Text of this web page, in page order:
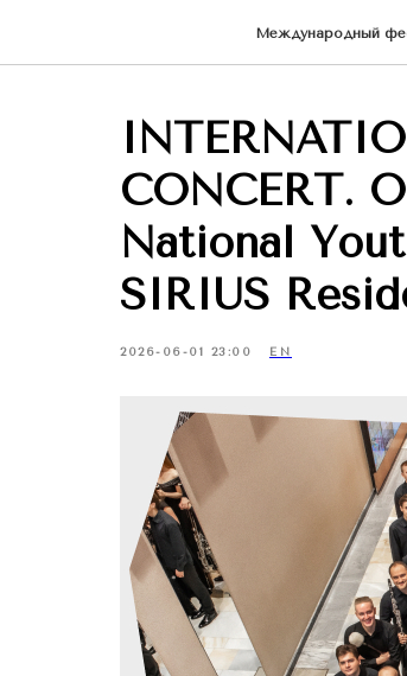
Международный
CONCERT.
National
SIRIUS
2026-06-01 23:00 EN